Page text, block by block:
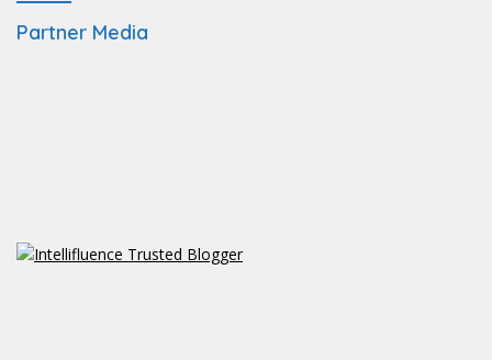
Partner Media